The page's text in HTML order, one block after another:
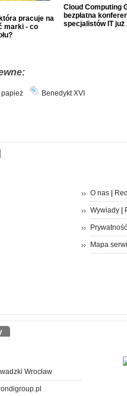
pracuje na
marki - co
Cloud Computing
bezpłatna
specjalistów IT już
papież Benedykt XVI
O nas|
Wywiady|
Prywatność
Mapa
Wrocław